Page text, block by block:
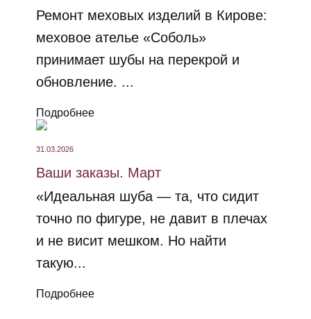
Ремонт меховых изделий в Кирове:
меховое ателье «Соболь»
принимает шубы на перекрой и
обновление. ...
Подробнее
31.03.2026
Ваши заказы. Март
«Идеальная шуба — та, что сидит
точно по фигуре, не давит в плечах
и не висит мешком. Но найти
такую...
Подробнее